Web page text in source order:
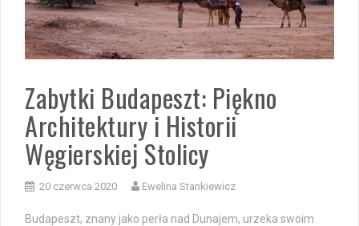
Zabytki Budapeszt: Piękno
Architektury i Historii
Węgierskiej Stolicy
20 czerwca 2020 Ewelina Stankiewicz
Budapeszt, znany jako perła nad Dunajem, urzeka swoim